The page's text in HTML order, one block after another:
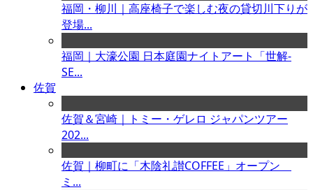
福岡・柳川｜高座椅子で楽しむ夜の貸切川下りが
登場...
福岡｜大濠公園 日本庭園ナイトアート「世解-
SE...
佐賀
佐賀＆宮崎｜トミー・ゲレロ ジャパンツアー
202...
佐賀｜柳町に「木陰礼讃COFFEE」オープン
ミ...